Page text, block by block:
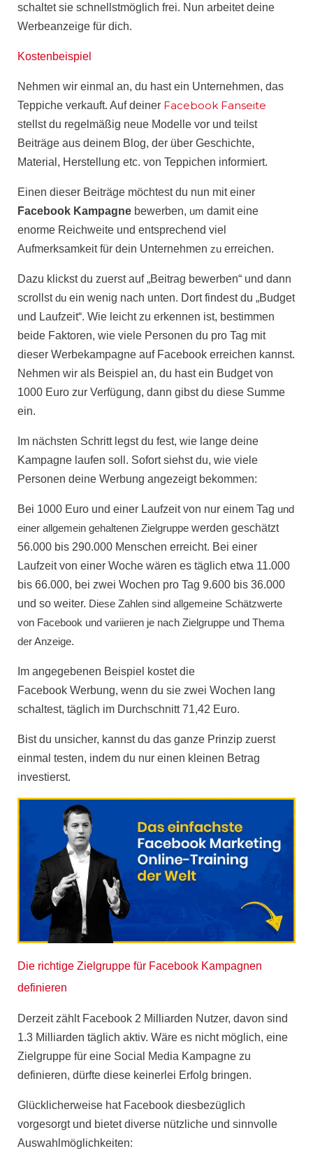
schaltet sie schnellstmöglich frei. Nun arbeitet deine
Werbeanzeige für dich.
Kostenbeispiel
Nehmen wir einmal an, du hast ein Unternehmen, das
Teppiche verkauft. Auf deiner Facebook Fanseite
stellst du regelmäßig neue Modelle vor und teilst
Beiträge aus deinem Blog, der über Geschichte,
Material, Herstellung etc. von Teppichen informiert.
Einen dieser Beiträge möchtest du nun mit einer
Facebook Kampagne bewerben, um damit eine
enorme Reichweite und entsprechend viel
Aufmerksamkeitfür dein Unternehmen zu erreichen.
Dazu klickst du zuerst auf „Beitrag bewerben“ und dann
scrollstdu ein wenig nach unten. Dort findest du „Budget
und Laufzeit“. Wie leicht zu erkennen ist, bestimmen
beide Faktoren, wie viele Personen du pro Tag mit
dieser Werbekampagne auf Facebook erreichen kannst.
Nehmen wir als Beispiel an, du hast ein Budget von
1000 Euro zur Verfügung, dann gibst du diese Summe
ein.
Im nächsten Schritt legst du fest, wie lange deine
Kampagne laufen soll. Sofort siehst du, wie viele
Personen deine Werbung angezeigt bekommen:
Bei 1000 Euro und einer Laufzeit von nur einem Tag und
einer allgemein gehaltenen Zielgruppe werden geschätzt
56.000 bis 290.000 Menschen erreicht. Bei einer
Laufzeit von einer Woche wären es täglich etwa 11.000
bis 66.000, bei zwei Wochen pro Tag 9.600 bis 36.000
und so weiter. Diese Zahlen sind allgemeine Schätzwerte
von Facebook und variieren je nach Zielgruppe und Thema
der Anzeige.
Im angegebenen Beispiel kostet die
Facebook Werbung, wenn du sie zwei Wochen lang
schaltest, täglich im Durchschnitt 71,42 Euro.
Bist du unsicher, kannst du das ganze Prinzip zuerst
einmal testen, indem du nur einen kleinen Betrag
investierst.
Die richtige Zielgruppe für Facebook Kampagnen
definieren
Derzeit zählt Facebook 2 Milliarden Nutzer, davon sind
1.3 Milliarden täglich aktiv. Wäre es nicht möglich, eine
Zielgruppe für eine Social Media Kampagne zu
definieren, dürfte diese keinerlei Erfolg bringen.
Glücklicherweise hat Facebook diesbezüglich
vorgesorgt und bietet diverse nützliche und sinnvolle
Auswahlmöglichkeiten: